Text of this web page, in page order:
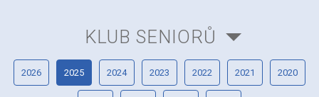
KLUB SENIORŮ
2026 2025 2024 2023 2022 2021 2020